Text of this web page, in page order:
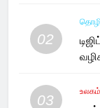
02
03
உலகம்